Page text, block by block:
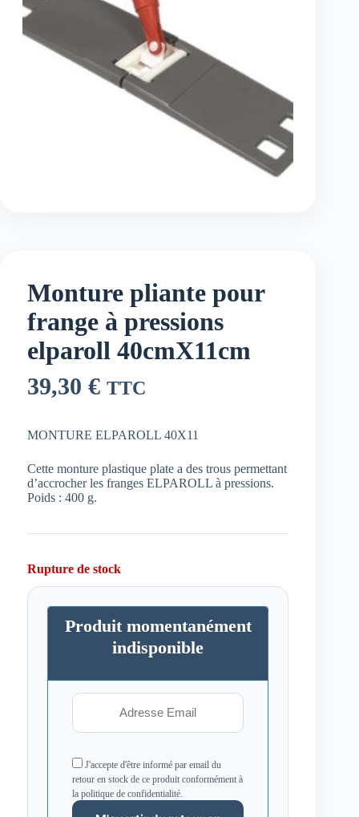
Monture pliante pour
frange à pressions
elparoll 40cmX11cm
39,30 € TTC
MONTURE ELPAROLL 40X11
Cette monture plastique plate a des trous permettant
d’accrocher les franges ELPAROLL à pressions.
Poids : 400 g.
Rupture de stock
Produit momentanément
indisponible
J'accepte d'être informé par email du
retour en stock de ce produit conformément à
la politique de confidentialité.